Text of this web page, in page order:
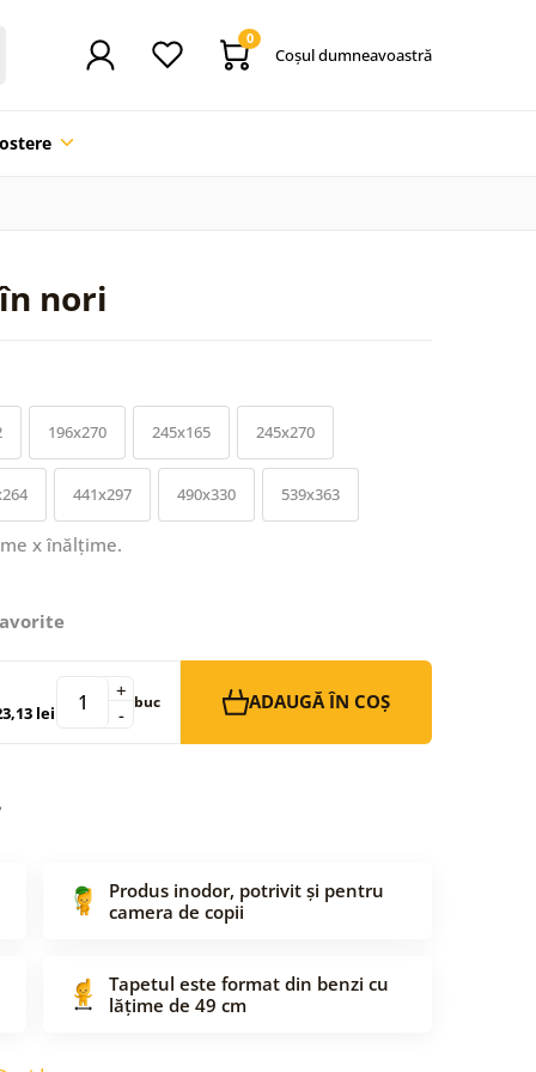
0
Coşul dumneavoastră
nori
196x270 245x165 245x270
441x297 490x330 539x363
x înălțime.
lei -
+ buc ADAUGĂ ÎN COȘ
Produs inodor, potrivit și pentru
camera de copii
Tapetul este format din benzi cu
lățime de 49 cm